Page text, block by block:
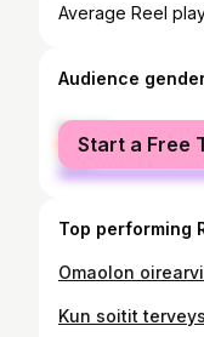
Average Reel
Audience
female
male
Start a Free
Top performing